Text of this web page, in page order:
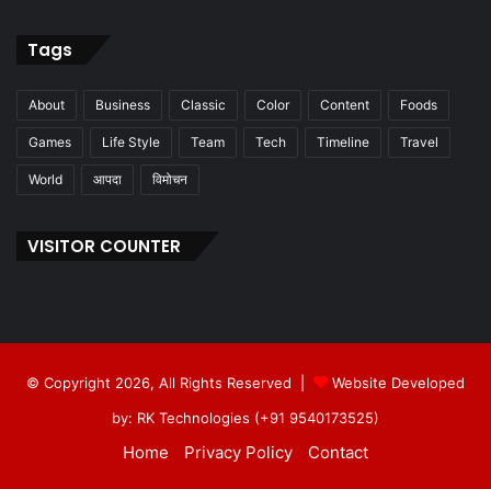
Tags
About Business Classic Color Content Foods
Games Life Style Team Tech Timeline Travel
World आपदा विमोचन
VISITOR COUNTER
© Copyright 2026, All Rights Reserved |
Website Developed
by: RK Technologies (+91 9540173525)
Home Privacy Policy Contact